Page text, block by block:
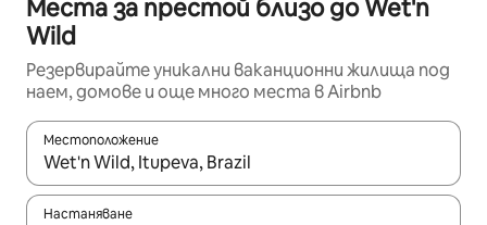
Места за престой близо до Wet'n
Wild
Резервирайте уникални ваканционни жилища под
наем, домове и още много места в Airbnb
Местоположение
Когато резултатите се покажат, използвайте
Настаняване